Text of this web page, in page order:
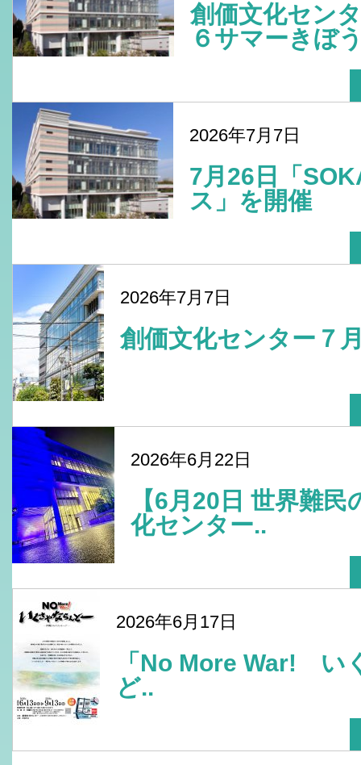
創価文化セン
６サマーきぼ
2026年7月7日
7月26日「
ス」を開催
2026年7月7日
創価文化センター７
2026年6月22日
【6月20日 世界難民
化センター..
2026年6月17日
「No More War! い
ど..